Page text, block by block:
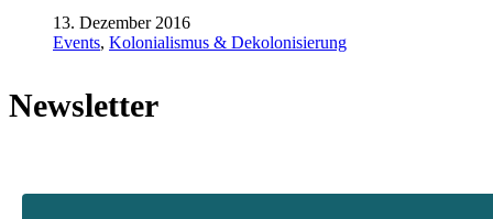
13. Dezember 2016
Events, Kolonialismus & Dekolonisierung
Newsletter